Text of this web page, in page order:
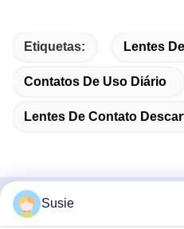
Etiquetas: Lentes
Contatos De Uso Diário
Lentes De Contato
Contato rápido
Susie